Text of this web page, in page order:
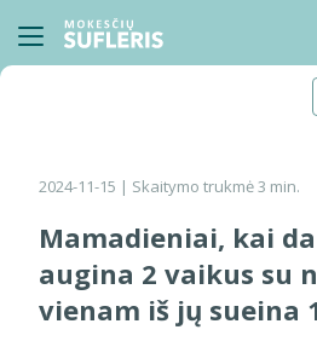
2024-11-15 | Skaitymo trukmė 3 min.
Mamadieniai, kai
augina 2 vaikus su
vienam iš jų sueina